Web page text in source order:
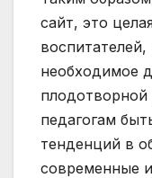
сайт, это
необходимое
педагогам
тенденций в
современные